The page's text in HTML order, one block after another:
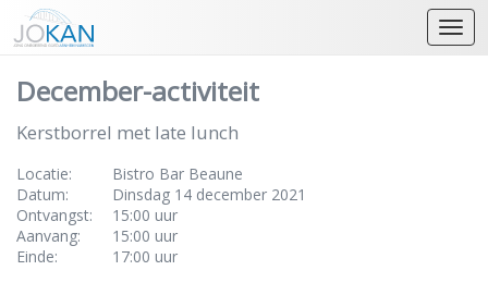
December-activiteit
Kerstborrel met late lunch
Locatie:
Bistro Bar Beaune
Datum:
Dinsdag 14 december 2021
Ontvangst:
15:00 uur
Aanvang:
15:00 uur
Einde:
17:00 uur